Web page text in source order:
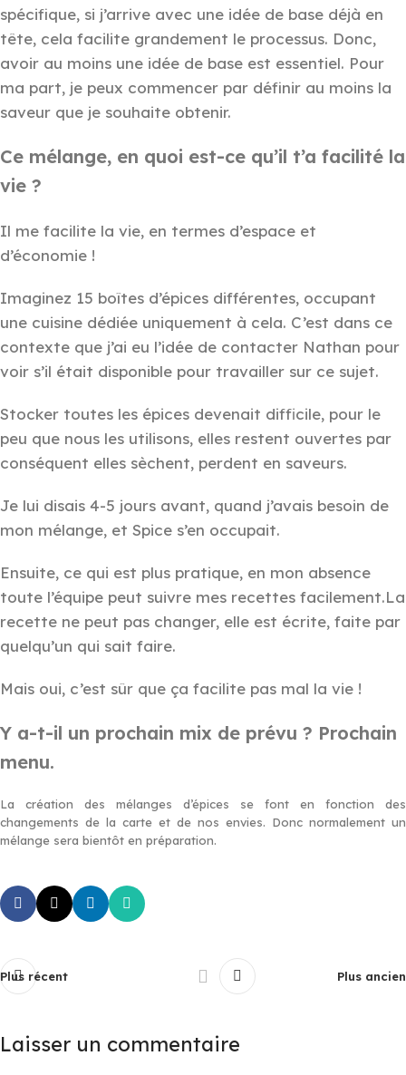
spécifique, si j’arrive avec une idée de base déjà en
tête, cela facilite grandement le processus. Donc,
avoir au moins une idée de base est essentiel. Pour
ma part, je peux commencer par définir au moins la
saveur que je souhaite obtenir.
Ce mélange, en quoi est-ce qu’il t’a facilité la
vie ?
Il me facilite la vie, en termes d’espace et
d’économie !
Imaginez 15 boîtes d’épices différentes, occupant
une cuisine dédiée uniquement à cela. C’est dans ce
contexte que j’ai eu l’idée de contacter Nathan pour
voir s’il était disponible pour travailler sur ce sujet.
Stocker toutes les épices devenait difficile, pour le
peu que nous les utilisons, elles restent ouvertes par
conséquent elles sèchent, perdent en saveurs.
Je lui disais 4-5 jours avant, quand j’avais besoin de
mon mélange, et Spice s’en occupait.
Ensuite, ce qui est plus pratique, en mon absence
toute l’équipe peut suivre mes recettes facilement.La
recette ne peut pas changer, elle est écrite, faite par
quelqu’un qui sait faire.
Mais oui, c’est sûr que ça facilite pas mal la vie !
Y a-t-il un prochain mix de prévu ? Prochain
menu.
La création des mélanges d’épices se font en fonction des
changements de la carte et de nos envies. Donc normalement un
mélange sera bientôt en préparation.
Plus récent Plus ancien
Laisser un commentaire